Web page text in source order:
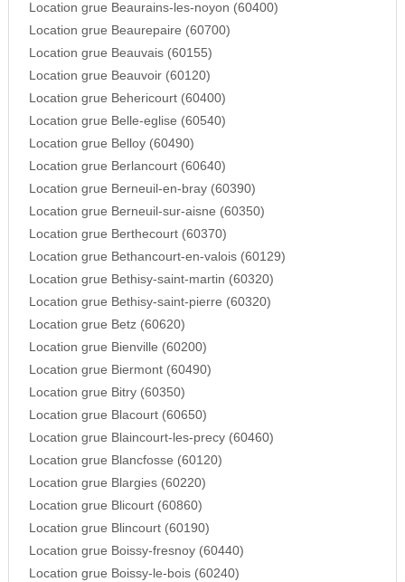
Location grue Beaurains-les-noyon (60400)
Location grue Beaurepaire (60700)
Location grue Beauvais (60155)
Location grue Beauvoir (60120)
Location grue Behericourt (60400)
Location grue Belle-eglise (60540)
Location grue Belloy (60490)
Location grue Berlancourt (60640)
Location grue Berneuil-en-bray (60390)
Location grue Berneuil-sur-aisne (60350)
Location grue Berthecourt (60370)
Location grue Bethancourt-en-valois (60129)
Location grue Bethisy-saint-martin (60320)
Location grue Bethisy-saint-pierre (60320)
Location grue Betz (60620)
Location grue Bienville (60200)
Location grue Biermont (60490)
Location grue Bitry (60350)
Location grue Blacourt (60650)
Location grue Blaincourt-les-precy (60460)
Location grue Blancfosse (60120)
Location grue Blargies (60220)
Location grue Blicourt (60860)
Location grue Blincourt (60190)
Location grue Boissy-fresnoy (60440)
Location grue Boissy-le-bois (60240)